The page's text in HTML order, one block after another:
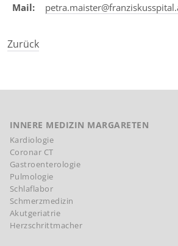
Mail:
Zurück
INNERE MEDIZIN MARGARETEN
Kardiologie
Coronar CT
Gastroenterologie
Pulmologie
Schlaflabor
Schmerzmedizin
Akutgeriatrie
Herzschrittmacher